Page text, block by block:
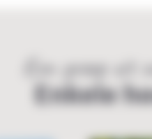
Een greep
Enkele